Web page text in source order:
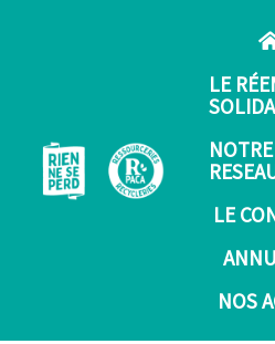
LE
NOTRE
LE
NOS